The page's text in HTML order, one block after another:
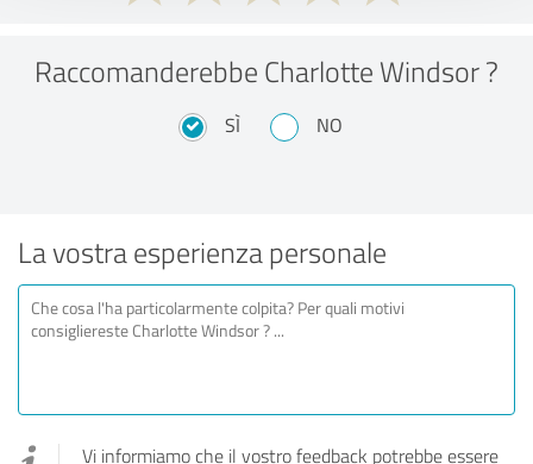
Raccomanderebbe Charlotte Windsor ?
SÌ NO
La vostra esperienza personale
Vi informiamo che il vostro feedback potrebbe essere